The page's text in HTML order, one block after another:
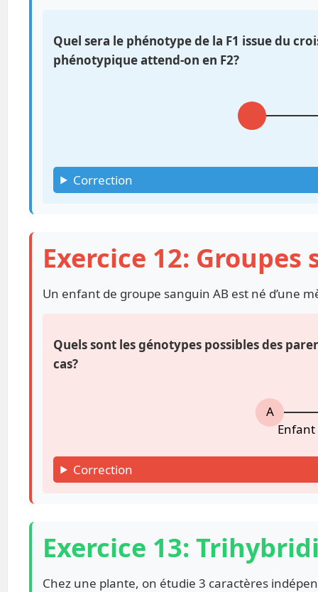
Quel sera le phénotype de la F1 issue du
phénotypique attend-on en F2?
Correction
Exercice 12:
Un enfant de groupe sanguin AB est né d’une
Quels sont les génotypes possibles des
cas?
A
Enfant
Correction
Exercice 13:
Chez une plante, on étudie 3 caractères